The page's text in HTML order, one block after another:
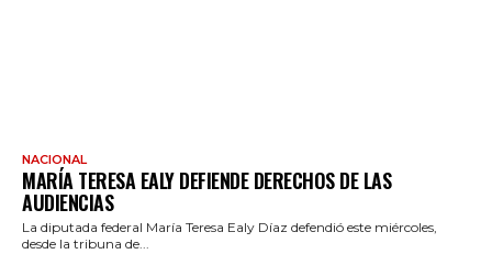
NACIONAL
MARÍA TERESA EALY DEFIENDE DERECHOS DE LAS
AUDIENCIAS
La diputada federal María Teresa Ealy Díaz defendió este miércoles,
desde la tribuna de...